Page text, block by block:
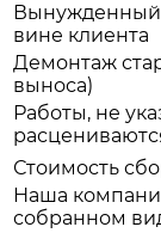
Вынужденный
вине клиента
Демонтаж
выноса)
Работы, не
Стоимость
Наша
собранном